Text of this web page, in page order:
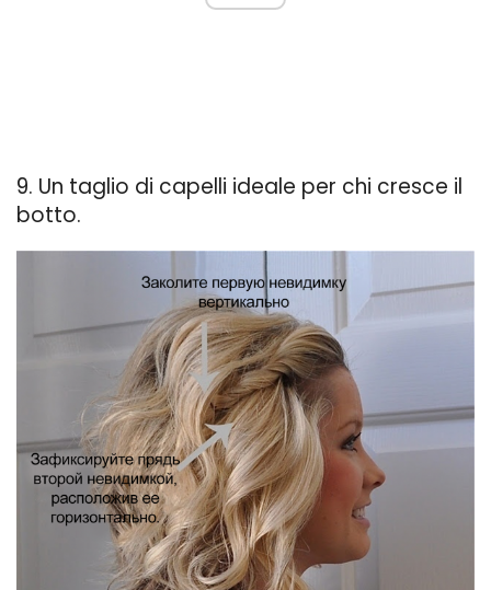
9. Un taglio di capelli ideale per chi cresce il
botto.